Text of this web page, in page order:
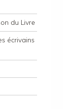
du Livre
écrivains